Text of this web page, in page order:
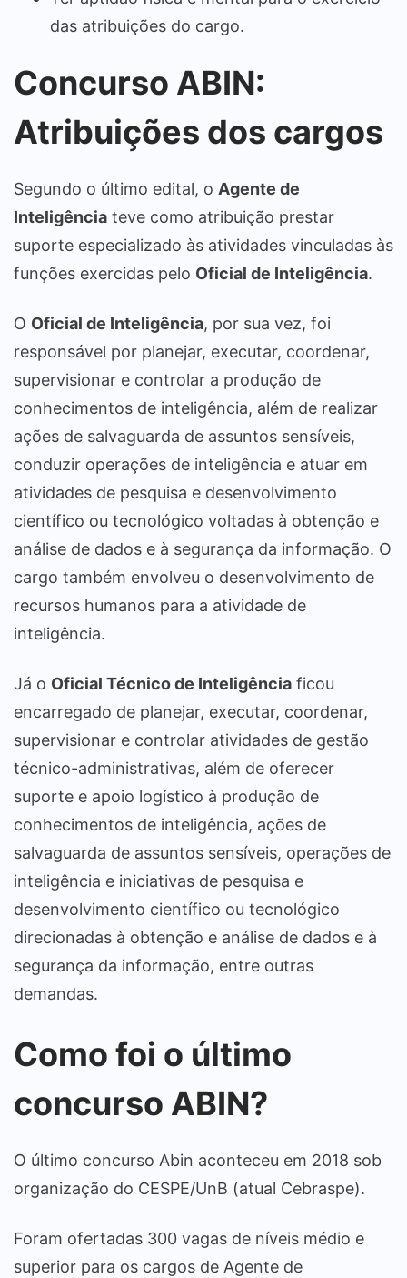
das atribuições do cargo.
Concurso ABIN:
Atribuições dos cargos
Segundo o último edital, o Agente de
Inteligência teve como atribuição prestar
suporte especializado às atividades vinculadas às
funções exercidas pelo Oficial de Inteligência.
O Oficial de Inteligência, por sua vez, foi
responsável por planejar, executar, coordenar,
supervisionar e controlar a produção de
conhecimentos de inteligência, além de realizar
ações de salvaguarda de assuntos sensíveis,
conduzir operações de inteligência e atuar em
atividades de pesquisa e desenvolvimento
científico ou tecnológico voltadas à obtenção e
análise de dados e à segurança da informação. O
cargo também envolveu o desenvolvimento de
recursos humanos para a atividade de
inteligência.
Já o Oficial Técnico de Inteligência ficou
encarregado de planejar, executar, coordenar,
supervisionar e controlar atividades de gestão
técnico-administrativas, além de oferecer
suporte e apoio logístico à produção de
conhecimentos de inteligência, ações de
salvaguarda de assuntos sensíveis, operações de
inteligência e iniciativas de pesquisa e
desenvolvimento científico ou tecnológico
direcionadas à obtenção e análise de dados e à
segurança da informação, entre outras
demandas.
Como foi o último
concurso ABIN?
O último concurso Abin aconteceu em 2018 sob
organização do CESPE/UnB (atual Cebraspe).
Foram ofertadas 300 vagas de níveis médio e
superior para os cargos de Agente de